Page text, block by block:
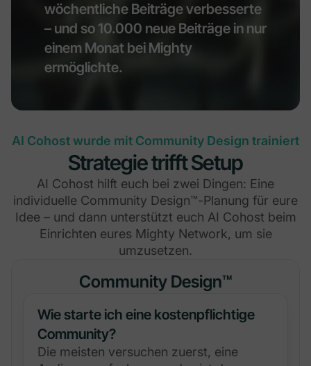
wöchentliche Beiträge verbesserte
– und so 10.000 neue Beiträge in nur
einem Monat bei Mighty
ermöglichte.
AI Cohost wurde mit Community Design trainiert
Strategie trifft Setup
AI Cohost hilft euch bei zwei Dingen: Eine
individuelle Community Design™-Planung für eure
Idee – und dann unterstützt euch AI Cohost beim
Einrichten eures Mighty Network, um sie
umzusetzen.
Community Design™
Wie starte ich eine kostenpflichtige
Community?
Die meisten versuchen zuerst, eine